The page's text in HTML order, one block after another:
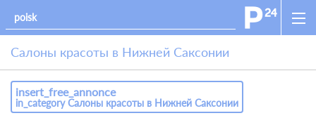
Салоны красоты в Нижней Саксонии
insert_free_annonce
in_category Салоны красоты в Нижней Саксонии